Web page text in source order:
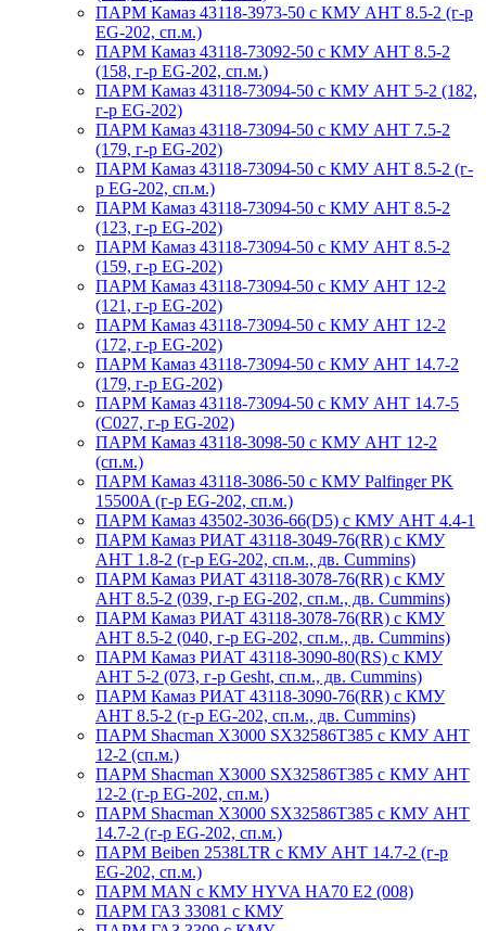
ПАРМ Камаз 43118-3973-50 с КМУ АНТ 8.5-2 (г-р
EG-202, сп.м.)
ПАРМ Камаз 43118-73092-50 с КМУ АНТ 8.5-2
(158, г-р EG-202, сп.м.)
ПАРМ Камаз 43118-73094-50 с КМУ АНТ 5-2 (182,
г-р EG-202)
ПАРМ Камаз 43118-73094-50 с КМУ АНТ 7.5-2
(179, г-р EG-202)
ПАРМ Камаз 43118-73094-50 с КМУ АНТ 8.5-2 (г-
р EG-202, сп.м.)
ПАРМ Камаз 43118-73094-50 с КМУ АНТ 8.5-2
(123, г-р EG-202)
ПАРМ Камаз 43118-73094-50 с КМУ АНТ 8.5-2
(159, г-р EG-202)
ПАРМ Камаз 43118-73094-50 с КМУ АНТ 12-2
(121, г-р EG-202)
ПАРМ Камаз 43118-73094-50 с КМУ АНТ 12-2
(172, г-р EG-202)
ПАРМ Камаз 43118-73094-50 с КМУ АНТ 14.7-2
(179, г-р EG-202)
ПАРМ Камаз 43118-73094-50 с КМУ АНТ 14.7-5
(С027, г-р EG-202)
ПАРМ Камаз 43118-3098-50 с КМУ АНТ 12-2
(сп.м.)
ПАРМ Камаз 43118-3086-50 с КМУ Palfinger PK
15500A (г-р EG-202, сп.м.)
ПАРМ Камаз 43502-3036-66(D5) с КМУ АНТ 4.4-1
ПАРМ Камаз РИАТ 43118-3049-76(RR) с КМУ
АНТ 1.8-2 (г-р EG-202, сп.м., дв. Cummins)
ПАРМ Камаз РИАТ 43118-3078-76(RR) с КМУ
АНТ 8.5-2 (039, г-р EG-202, сп.м., дв. Cummins)
ПАРМ Камаз РИАТ 43118-3078-76(RR) с КМУ
АНТ 8.5-2 (040, г-р EG-202, сп.м., дв. Cummins)
ПАРМ Камаз РИАТ 43118-3090-80(RS) с КМУ
АНТ 5-2 (073, г-р Gesht, сп.м., дв. Cummins)
ПАРМ Камаз РИАТ 43118-3090-76(RR) с КМУ
АНТ 8.5-2 (г-р EG-202, сп.м., дв. Cummins)
ПАРМ Shacman X3000 SX32586T385 с КМУ АНТ
12-2 (сп.м.)
ПАРМ Shacman X3000 SX32586T385 с КМУ АНТ
12-2 (г-р EG-202, сп.м.)
ПАРМ Shacman X3000 SX32586T385 с КМУ АНТ
14.7-2 (г-р EG-202, сп.м.)
ПАРМ Beiben 2538LTR с КМУ АНТ 14.7-2 (г-р
EG-202, сп.м.)
ПАРМ MAN с КМУ HYVA HA70 E2 (008)
ПАРМ ГАЗ 33081 с КМУ